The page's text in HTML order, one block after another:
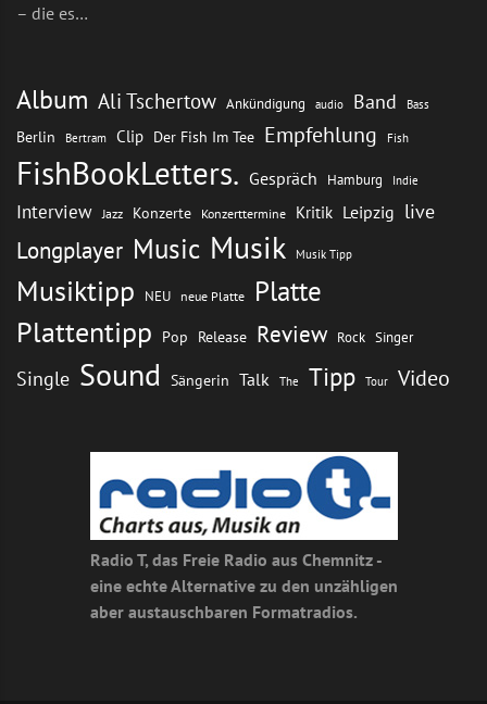
– die es…
Album Ali Tschertow Ankündigung audio Band Bass
Berlin Bertram Clip Der Fish Im Tee Empfehlung Fish
FishBookLetters. Gespräch Hamburg Indie
Interview Jazz Konzerte Konzerttermine Kritik Leipzig live
Longplayer Music Musik Musik Tipp
Musiktipp NEU neue Platte Platte
Plattentipp Pop Release Review Rock Singer
Single Sound Sängerin Talk The Tipp Tour Video
Radio T, das Freie Radio aus Chemnitz -
eine echte Alternative zu den unzähligen
aber austauschbaren Formatradios.